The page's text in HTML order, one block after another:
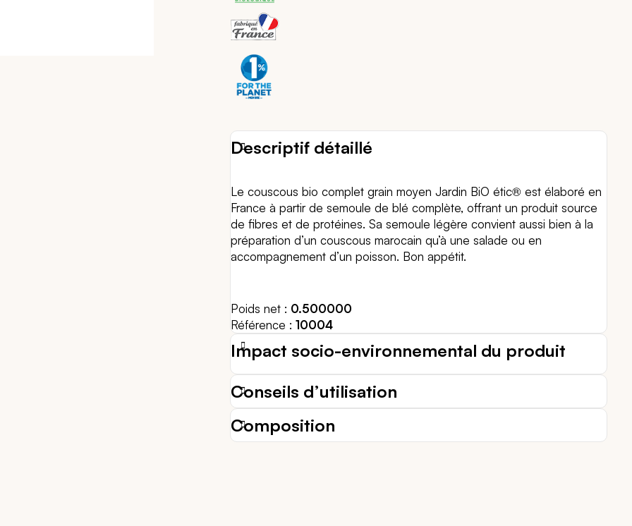
Descriptif détaillé
Le couscous bio complet grain moyen Jardin BiO étic® est élaboré en
France à partir de semoule de blé complète, offrant un produit source
de fibres et de protéines. Sa semoule légère convient aussi bien à la
préparation d’un couscous marocain qu’à une salade ou en
accompagnement d’un poisson. Bon appétit.
Poids net
0.500000
Référence
10004
Impact socio-environnemental du produit
Conseils d’utilisation
Composition